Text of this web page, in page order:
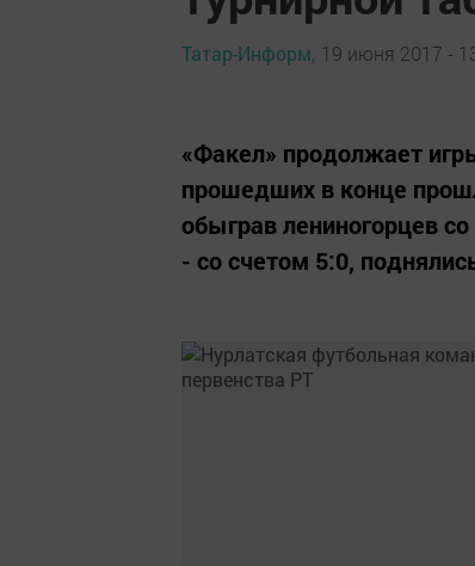
Татар-Информ, 19 июня 2017 -
«Факел» продолжает
прошедших в конце
обыграв лениногорцев
- со счетом 5:0,